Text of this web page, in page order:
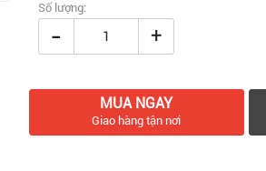
Số lượng:
- +
MUA NGAY
Giao hàng tận nơi